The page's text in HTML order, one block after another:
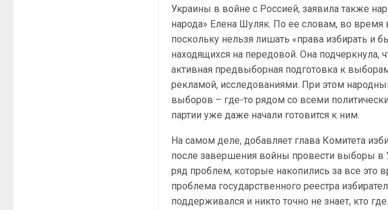
Украины в войне с Россией, заявила также
народа» Елена Шуляк. По ее словам, во
поскольку нельзя лишать «права избирать и
находящихся на передовой. Она подчеркнула,
активная предвыборная подготовка к
рекламой, исследованиями. При этом
выборов – где-то рядом со всеми
партии уже даже начали готовится к ним.
На самом деле, добавляет глава Комитета
после завершения войны провести выборы в
ряд проблем, которые накопились за все это
проблема государственного реестра
поддерживался и никто точно не знает, кто